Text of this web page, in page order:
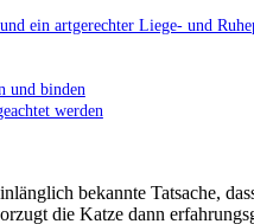
ein artgerechter Liege- und
und binden
werden
bekannte Tatsache,
die Katze dann